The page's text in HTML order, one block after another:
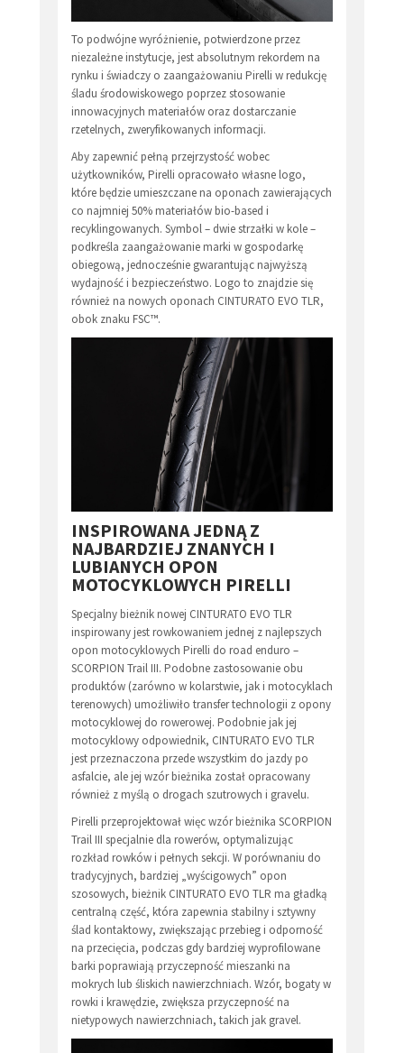
To podwójne wyróżnienie, potwierdzone przez
niezależne instytucje, jest absolutnym rekordem na
rynku i świadczy o zaangażowaniu Pirelli w redukcję
śladu środowiskowego poprzez stosowanie
innowacyjnych materiałów oraz dostarczanie
rzetelnych, zweryfikowanych informacji.
Aby zapewnić pełną przejrzystość wobec
użytkowników, Pirelli opracowało własne logo,
które będzie umieszczane na oponach zawierających
co najmniej 50% materiałów bio-based i
recyklingowanych. Symbol – dwie strzałki w kole –
podkreśla zaangażowanie marki w gospodarkę
obiegową, jednocześnie gwarantując najwyższą
wydajność i bezpieczeństwo. Logo to znajdzie się
również na nowych oponach CINTURATO EVO TLR,
obok znaku FSC™.
INSPIROWANA JEDNĄ Z
NAJBARDZIEJ ZNANYCH I
LUBIANYCH OPON
MOTOCYKLOWYCH PIRELLI
Specjalny bieżnik nowej CINTURATO EVO TLR
inspirowany jest rowkowaniem jednej z najlepszych
opon motocyklowych Pirelli do road enduro –
SCORPION Trail III. Podobne zastosowanie obu
produktów (zarówno w kolarstwie, jak i motocyklach
terenowych) umożliwiło transfer technologii z opony
motocyklowej do rowerowej. Podobnie jak jej
motocyklowy odpowiednik, CINTURATO EVO TLR
jest przeznaczona przede wszystkim do jazdy po
asfalcie, ale jej wzór bieżnika został opracowany
również z myślą o drogach szutrowych i gravelu.
Pirelli przeprojektował więc wzór bieżnika SCORPION
Trail III specjalnie dla rowerów, optymalizując
rozkład rowków i pełnych sekcji. W porównaniu do
tradycyjnych, bardziej „wyścigowych” opon
szosowych, bieżnik CINTURATO EVO TLR ma gładką
centralną część, która zapewnia stabilny i sztywny
ślad kontaktowy, zwiększając przebieg i odporność
na przecięcia, podczas gdy bardziej wyprofilowane
barki poprawiają przyczepność mieszanki na
mokrych lub śliskich nawierzchniach. Wzór, bogaty w
rowki i krawędzie, zwiększa przyczepność na
nietypowych nawierzchniach, takich jak gravel.